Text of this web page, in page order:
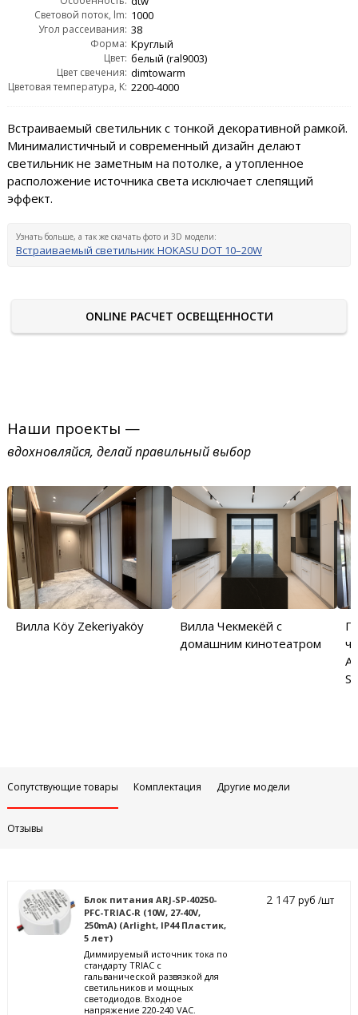
Световой поток, lm: 1000
Угол рассеивания: 38
Форма: Круглый
Цвет: белый (ral9003)
Цвет свечения: dimtowarm
Цветовая температура, K: 2200-4000
Встраиваемый светильник с тонкой декоративной рамкой.
Минималистичный и современный дизайн делают
светильник не заметным на потолке, а утопленное
расположение источника света исключает слепящий
эффект.
Узнать больше, а так же скачать фото и 3D модели:
Встраиваемый светильник HOKASU DOT 10–20W
ONLINE РАСЧЕТ ОСВЕЩЕННОСТИ
Наши проекты —
вдохновляйся, делай правильный выбор
Вилла Köy Zekeriyaköy
Вилла Чекмекёй с
домашним кинотеатром
Сопутствующие товары Комплектация Другие модели
Отзывы
Блок питания ARJ-SP-40250-
PFC-TRIAC-R (10W, 27-40V,
250mA) (Arlight, IP44 Пластик,
5 лет)
Диммируемый источник тока по
стандарту TRIAC с
гальванической развязкой для
светильников и мощных
светодиодов. Входное
напряжение 220-240 VAC.
2 147руб /шт